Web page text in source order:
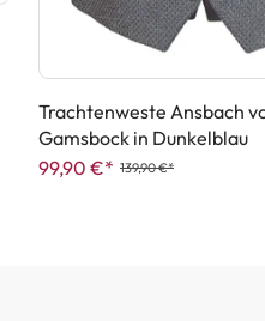
Trachtenweste Ansbach
Gamsbock in Dunkelblau
99,90 €* 139,90 €*